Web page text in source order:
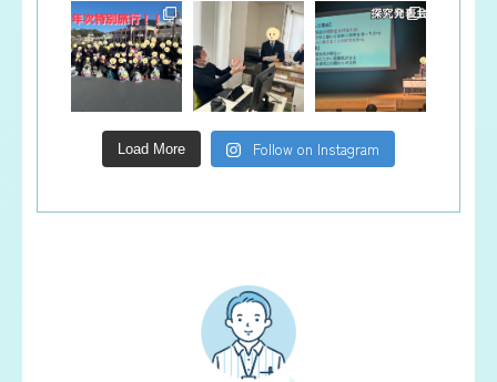
Load More Follow on Instagram